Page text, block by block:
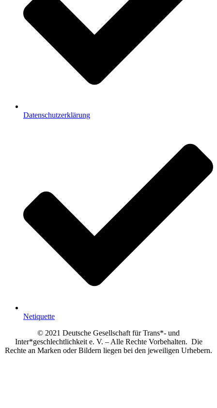
Datenschutzerklärung
Netiquette
© 2021 Deutsche Gesellschaft für Trans*- und
Inter*geschlechtlichkeit e. V. – Alle Rechte Vorbehalten. Die
Rechte an Marken oder Bildern liegen bei den jeweiligen Urhebern.